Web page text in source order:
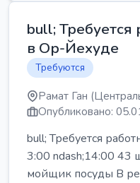
bull;
в Ор-Йехуде
Требуются
Рамат Ган
Опубликовано:
bull; Требуется
3:00 ndash;14:00 43
мойщик посуды В